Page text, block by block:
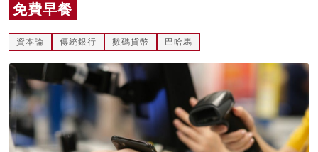
灼見活動
關於我們
免費早餐
資本論 傳統銀行 數碼貨幣 巴哈馬